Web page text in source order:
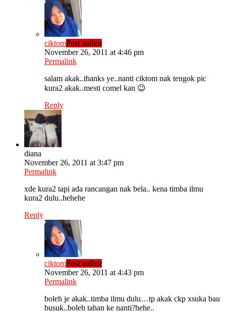
ciktomPost author
November 26, 2011 at 4:46 pm
Permalink
salam akak..thanks ye..nanti ciktom nak tengok pic
kura2 akak..mesti comel kan 😉
Reply
diana
November 26, 2011 at 3:47 pm
Permalink
xde kura2 tapi ada rancangan nak bela.. kena timba ilmu
kura2 dulu..hehehe
Reply
ciktomPost author
November 26, 2011 at 4:43 pm
Permalink
boleh je akak..timba ilmu dulu…tp akak ckp xsuka bau
busuk..boleh tahan ke nanti?hehe..